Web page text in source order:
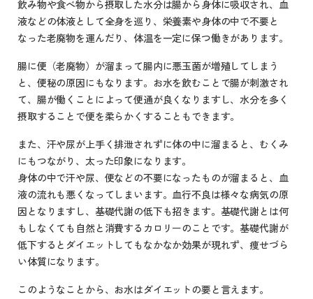
飲み物や食べ物から摂取した水分は腸から身体に吸収され、血
液などの体液として全身を巡り、栄養素や身体の中で不要と
なった老廃物を運んだり、体温を一定に保つ働きがあります。
腸に便（老廃物）が溜まって腸内に悪玉菌が増殖してしまう
と、便秘の原因にもなります。お水を飲むことで腸が刺激され
て、腸が働くことによって便通が良くなりますし、水分を多く
摂取することで便を柔らかくすることもできます。
また、汗や尿が上手く排泄されずに体の中に溜まると、むくみ
にもつながり、太った印象になります。
身体の中で汗や尿、便などの不要になったものが溜まると、血
液の流れも悪くなってしまいます。血行不良は様々な病気の原
因となりますし、基礎代謝の低下も招きます。基礎代謝とは何
もしなくても自然と消費するカロリーのことです。基礎代謝が
低下するとダイエットしてもなかなか効果が現れず、痩せづら
い体質になります。
このようなことから、お水はダイエットの要と言えます。